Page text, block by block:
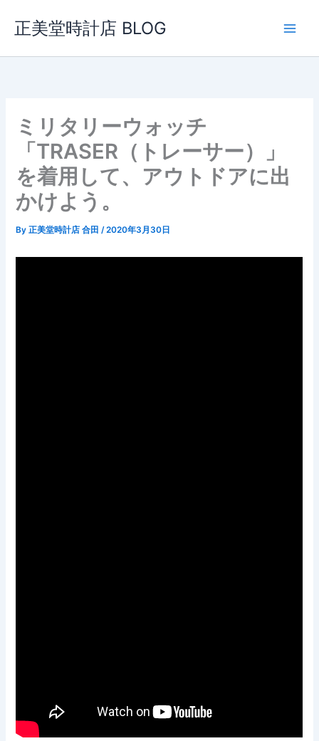
ス
正美堂時計店 BLOG
ミリタリーウォッチ
「TRASER（トレーサー）」
を着用して、アウトドアに出
かけよう。
By正美堂時計店 合田/2020年3月30日